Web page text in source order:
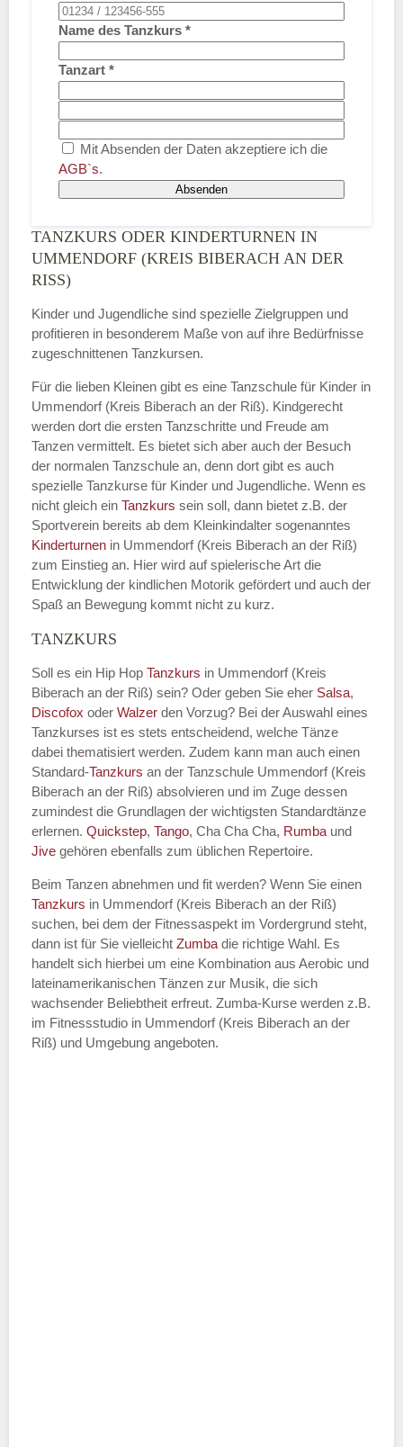
Name des Tanzkurs *
Tanzart *
Mit Absenden der Daten akzeptiere ich die
AGB`s.
Absenden
TANZKURS ODER KINDERTURNEN IN
UMMENDORF (KREIS BIBERACH AN DER
RISS)
Kinder und Jugendliche sind spezielle Zielgruppen und
profitieren in besonderem Maße von auf ihre Bedürfnisse
zugeschnittenen Tanzkursen.
Für die lieben Kleinen gibt es eine Tanzschule für Kinder in
Ummendorf (Kreis Biberach an der Riß). Kindgerecht
werden dort die ersten Tanzschritte und Freude am
Tanzen vermittelt. Es bietet sich aber auch der Besuch
der normalen Tanzschule an, denn dort gibt es auch
spezielle Tanzkurse für Kinder und Jugendliche. Wenn es
nicht gleich ein Tanzkurs sein soll, dann bietet z.B. der
Sportverein bereits ab dem Kleinkindalter sogenanntes
Kinderturnen in Ummendorf (Kreis Biberach an der Riß)
zum Einstieg an. Hier wird auf spielerische Art die
Entwicklung der kindlichen Motorik gefördert und auch der
Spaß an Bewegung kommt nicht zu kurz.
TANZKURS
Soll es ein Hip Hop Tanzkurs in Ummendorf (Kreis
Biberach an der Riß) sein? Oder geben Sie eher Salsa,
Discofox oder Walzer den Vorzug? Bei der Auswahl eines
Tanzkurses ist es stets entscheidend, welche Tänze
dabei thematisiert werden. Zudem kann man auch einen
Standard-Tanzkurs an der Tanzschule Ummendorf (Kreis
Biberach an der Riß) absolvieren und im Zuge dessen
zumindest die Grundlagen der wichtigsten Standardtänze
erlernen. Quickstep, Tango, Cha Cha Cha, Rumba und
Jive gehören ebenfalls zum üblichen Repertoire.
Beim Tanzen abnehmen und fit werden? Wenn Sie einen
Tanzkurs in Ummendorf (Kreis Biberach an der Riß)
suchen, bei dem der Fitnessaspekt im Vordergrund steht,
dann ist für Sie vielleicht Zumba die richtige Wahl. Es
handelt sich hierbei um eine Kombination aus Aerobic und
lateinamerikanischen Tänzen zur Musik, die sich
wachsender Beliebtheit erfreut. Zumba-Kurse werden z.B.
im Fitnessstudio in Ummendorf (Kreis Biberach an der
Riß) und Umgebung angeboten.